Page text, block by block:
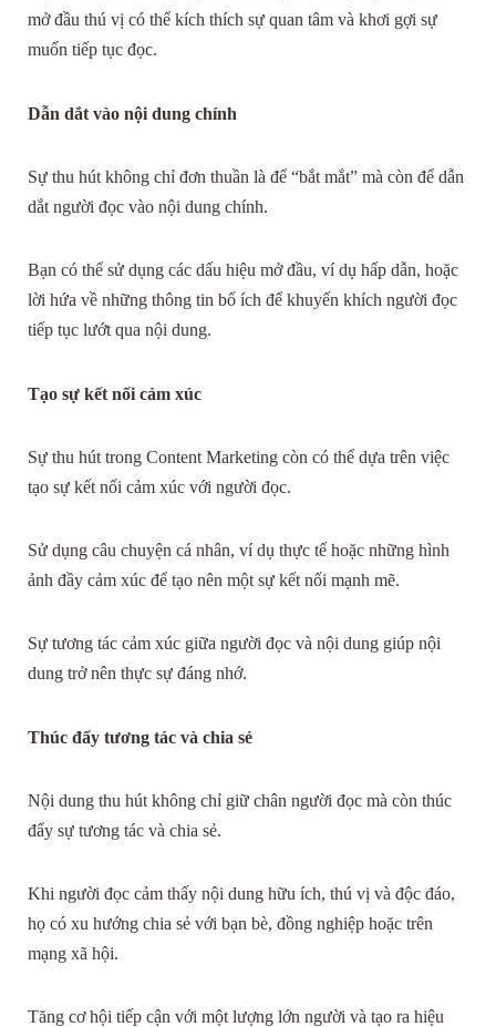
mở đầu thú vị có thể kích thích sự quan tâm và khơi gợi sự
muốn tiếp tục đọc.
Dẫn dắt vào nội dung chính
Sự thu hút không chỉ đơn thuần là để “bắt mắt” mà còn để dẫn
dắt người đọc vào nội dung chính.
Bạn có thể sử dụng các dấu hiệu mở đầu, ví dụ hấp dẫn, hoặc
lời hứa về những thông tin bổ ích để khuyến khích người đọc
tiếp tục lướt qua nội dung.
Tạo sự kết nối cảm xúc
Sự thu hút trong Content Marketing còn có thể dựa trên việc
tạo sự kết nối cảm xúc với người đọc.
Sử dụng câu chuyện cá nhân, ví dụ thực tế hoặc những hình
ảnh đầy cảm xúc để tạo nên một sự kết nối mạnh mẽ.
Sự tương tác cảm xúc giữa người đọc và nội dung giúp nội
dung trở nên thực sự đáng nhớ.
Thúc đẩy tương tác và chia sẻ
Nội dung thu hút không chỉ giữ chân người đọc mà còn thúc
đẩy sự tương tác và chia sẻ.
Khi người đọc cảm thấy nội dung hữu ích, thú vị và độc đáo,
họ có xu hướng chia sẻ với bạn bè, đồng nghiệp hoặc trên
mạng xã hội.
Tăng cơ hội tiếp cận với một lượng lớn người và tạo ra hiệu